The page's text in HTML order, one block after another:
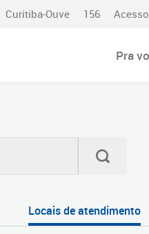
Curitiba-Ouve 156
Pra
Locais de atendimento